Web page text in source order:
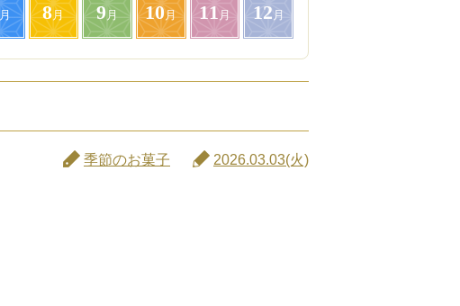
月 8月 9月 10月 11 月 12 月
季節のお菓子 2026.03.03(火)